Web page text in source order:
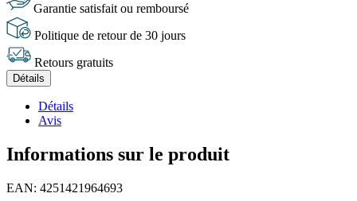
Garantie satisfait ou remboursé
Politique de retour de 30 jours
Retours gratuits
Détails
Détails
Avis
Informations sur le produit
EAN: 4251421964693